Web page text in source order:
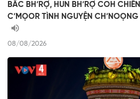
BÂC BH’RỢ, HUN BH’RỢ COH
C’MỌOR TÌNH NGUYỆN
08/08/2026